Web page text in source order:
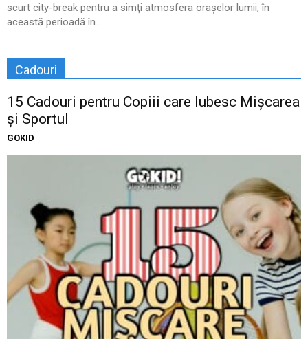
scurt city-break pentru a simţi atmosfera oraşelor lumii, în
această perioadă în...
Cadouri
15 Cadouri pentru Copiii care Iubesc Mișcarea
și Sportul
GOKID